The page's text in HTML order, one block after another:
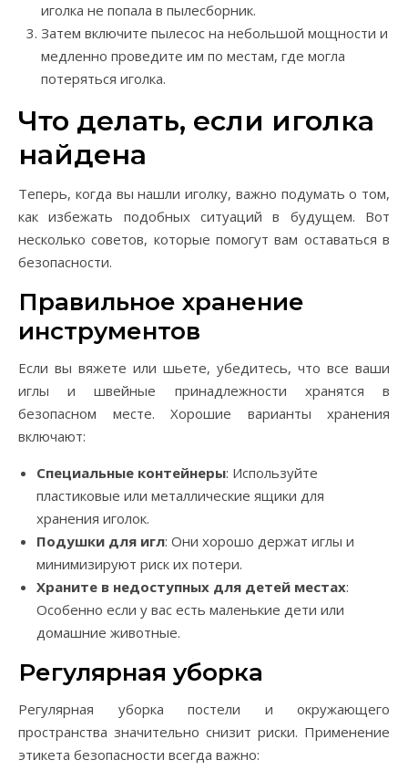
иголка не попала в пылесборник.
Затем включите пылесос на небольшой мощности и
медленно проведите им по местам, где могла
потеряться иголка.
Что делать, если иголка
найдена
Теперь, когда вы нашли иголку, важно подумать о том,
как избежать подобных ситуаций в будущем. Вот
несколько советов, которые помогут вам оставаться в
безопасности.
Правильное хранение
инструментов
Если вы вяжете или шьете, убедитесь, что все ваши
иглы и швейные принадлежности хранятся в
безопасном месте. Хорошие варианты хранения
включают:
Специальные контейнеры: Используйте
пластиковые или металлические ящики для
хранения иголок.
Подушки для игл: Они хорошо держат иглы и
минимизируют риск их потери.
Храните в недоступных для детей местах:
Особенно если у вас есть маленькие дети или
домашние животные.
Регулярная уборка
Регулярная уборка постели и окружающего
пространства значительно снизит риски. Применение
этикета безопасности всегда важно: